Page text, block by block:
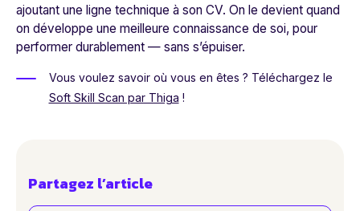
ajoutant une ligne technique à son CV. On le devient quand
on développe une meilleure connaissance de soi, pour
performer durablement — sans s’épuiser.
Vous voulez savoir où vous en êtes ? Téléchargez le
Soft Skill Scan par Thiga !
Partagez l’article